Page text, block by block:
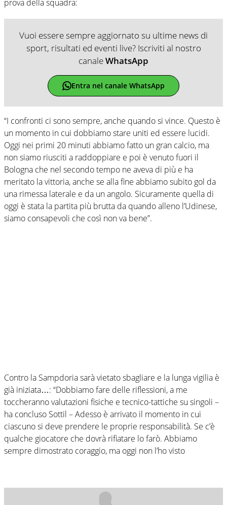
prova della squadra:
Vuoi essere sempre aggiornato su ultime news di
sport, risultati ed eventi live? Iscriviti al nostro
canaleWhatsApp
Entra nel canale WhatsApp
“I confronti ci sono sempre, anche quando si vince. Questo è
un momento in cui dobbiamo stare uniti ed essere lucidi.
Oggi nei primi 20 minuti abbiamo fatto un gran calcio, ma
non siamo riusciti a raddoppiare e poi è venuto fuori il
Bologna che nel secondo tempo ne aveva di più e ha
meritato la vittoria, anche se alla fine abbiamo subito gol da
una rimessa laterale e da un angolo. Sicuramente quella di
oggi è stata la partita più brutta da quando alleno l’Udinese,
siamo consapevoli che così non va bene”.
Contro la Sampdoria sarà vietato sbagliare e la lunga vigilia è
già iniziata…: “Dobbiamo fare delle riflessioni, a me
toccheranno valutazioni fisiche e tecnico-tattiche su singoli –
ha concluso Sottil – Adesso è arrivato il momento in cui
ciascuno si deve prendere le proprie responsabilità. Se c’è
qualche giocatore che dovrà rifiatare lo farò. Abbiamo
sempre dimostrato coraggio, ma oggi non l’ho visto